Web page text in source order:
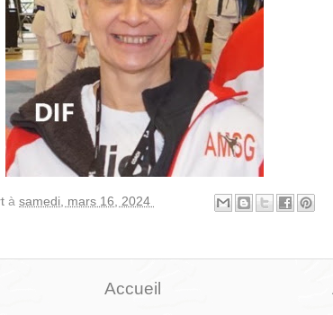
à samedi, mars 16, 2024
Accueil